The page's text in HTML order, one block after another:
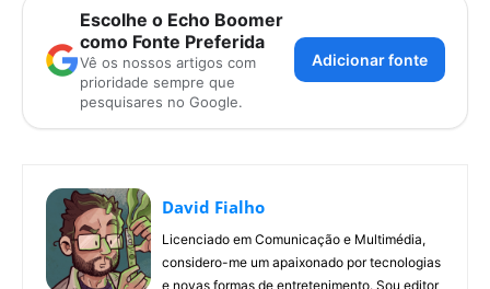
Escolhe o Echo Boomer
como Fonte Preferida
Vê os nossos artigos com
prioridade sempre que
pesquisares no Google.
Adicionar fonte
David Fialho
Licenciado em Comunicação e Multimédia,
considero-me um apaixonado por tecnologias
e novas formas de entretenimento. Sou editor